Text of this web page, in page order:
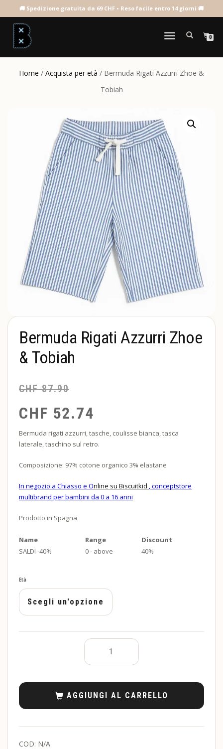
NAVIGAZIONE
0
Home / Acquista per età / Bermuda Rigati Azzurri Zhoe &
Tobiah
Bermuda Rigati Azzurri Zhoe
& Tobiah
CHF87.90
CHF 52.74
Bermuda rigati azzurri, tasche, coulisse bianca, tasca
laterale, taschino sul retro.
Composizione: 97% cotone organico 3% elastane
In negozio a Chiasso e Online su Biscuitkid , conceptstore
multibrand per bambini da 0 a 16 anni
Prodotto in Spagna
Name Range
Discount
SALDI -40%
0 - above 40%
Età
AGGIUNGI AL CARRELLO
COD: N/A